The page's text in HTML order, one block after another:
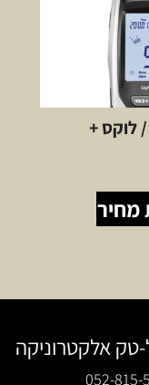
לוקס +
מחיר
טק אלקטרוניקה
052-815-